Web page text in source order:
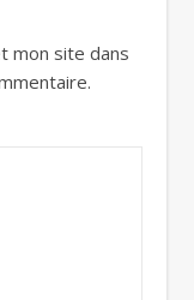
mon site dans